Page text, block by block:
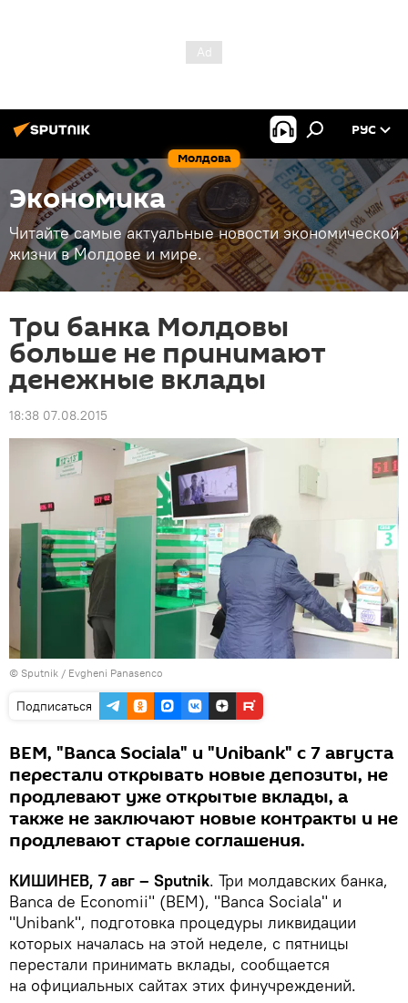
Молдова
РУС
Экономика
Читайте самые актуальные новости экономической
жизни в Молдове и мире.
Три банка Молдовы
больше не принимают
денежные вклады
18:38 07.08.2015
© Sputnik / Evgheni Panasenco
Подписаться
ВЕМ, "Banca Sociala" и "Unibank" с 7 августа
перестали открывать новые депозиты, не
продлевают уже открытые вклады, а
также не заключают новые контракты и не
продлевают старые соглашения.
КИШИНЕВ, 7 авг – Sputnik. Три молдавских банка,
Banca de Economii" (ВЕМ), "Banca Sociala" и
"Unibank", подготовка процедуры ликвидации
которых началась на этой неделе, с пятницы
перестали принимать вклады, сообщается
на официальных сайтах этих финучреждений.